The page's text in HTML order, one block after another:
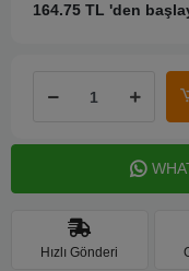
164.75 TL 'den
Hızlı Gönderi